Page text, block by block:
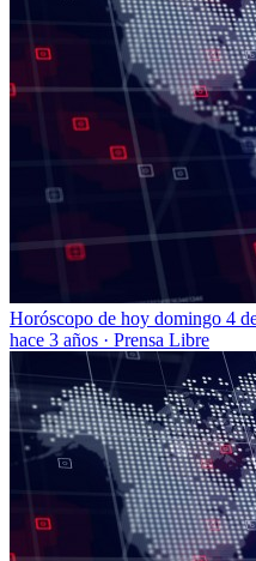
Horóscopo de hoy domingo 4
hace 3 años · Prensa Libre